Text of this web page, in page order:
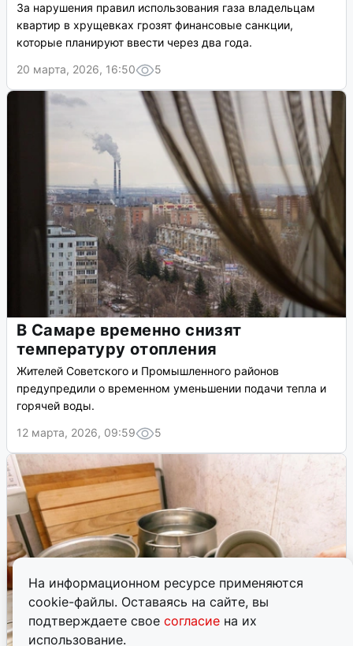
На информационном ресурсе применяются
cookie-файлы. Оставаясь на сайте, вы
подтверждаете свое согласие на их
использование.
За нарушения правил использования газа владельцам
квартир в хрущевках грозят финансовые санкции,
которые планируют ввести через два года.
20 марта, 2026, 16:50
5
В Самаре временно снизят
температуру отопления
Жителей Советского и Промышленного районов
предупредили о временном уменьшении подачи тепла и
горячей воды.
12 марта, 2026, 09:59
5